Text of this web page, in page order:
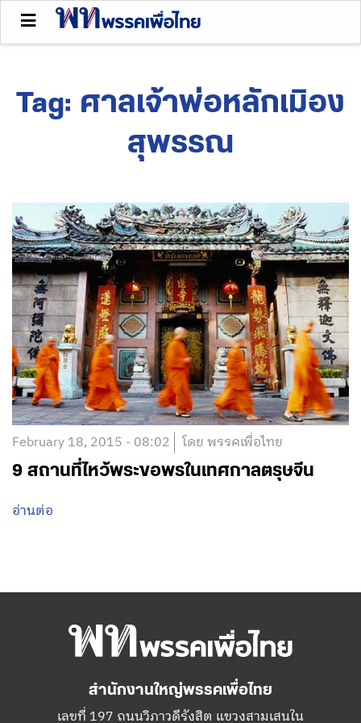
Tag: ศาลเจ้าพ่อหลักเมิอง
สุพรรณ
February 18, 2015 - 08:02 โดย พรรคเพื่อไทย
9 สถานที่ไหว้พระขอพรในเทศกาลตรุษจีน
อ่านต่อ
สำนักงานใหญ่พรรคเพื่อไทย
เลขที่ 197 ถนนวิภาวดีรังสิต แขวงสามเสนใน